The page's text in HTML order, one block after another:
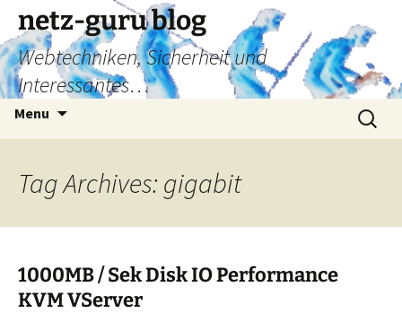
Skip
content
netz-guru blog
Webtechniken, Sicherheit und
Interessantes…
Menu
Search
for:
Tag Archives: gigabit
1000MB / Sek Disk IO Performance
KVM VServer